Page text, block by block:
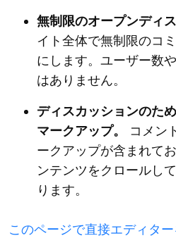
無制限のオープンディ
イト全体で無制限のコ
にします。ユーザー数
はありません。
ディスカッションのた
マークアップ。
コメン
ークアップが含まれて
ンテンツをクロールし
ります。
このページで直接エディタ